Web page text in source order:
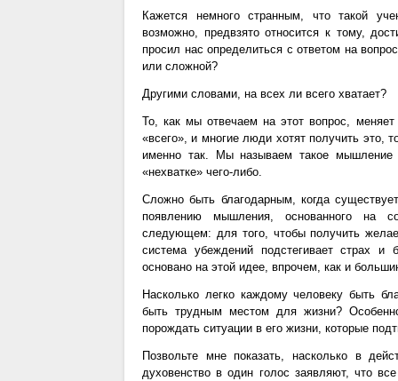
Кажется немного странным, что такой
возможно, предвзято относится к тому,
просил нас определиться с ответом на
или сложной?
Другими словами, на всех ли всего хватает?
То, как мы отвечаем на этот вопрос,
«всего», и многие люди хотят получить это,
именно так. Мы называем такое
«нехватке» чего-либо.
Сложно быть благодарным, когда
появлению мышления, основанного на
следующем: для того, чтобы получить
система убеждений подстегивает страх и
основано на этой идее, впрочем, как и
Насколько легко каждому человеку быть
быть трудным местом для жизни?
порождать ситуации в его жизни, которые
Позвольте мне показать, насколько в
духовенство в один голос заявляют, что